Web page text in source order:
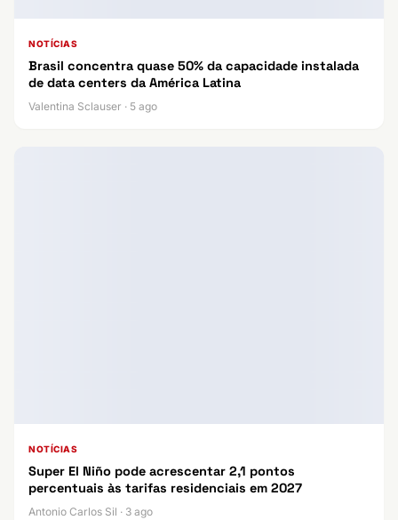
NOTÍCIAS
Brasil concentra quase 50% da capacidade instalada
de data centers da América Latina
Valentina Sclauser · 5 ago
NOTÍCIAS
Super El Niño pode acrescentar 2,1 pontos
percentuais às tarifas residenciais em 2027
Antonio Carlos Sil · 3 ago